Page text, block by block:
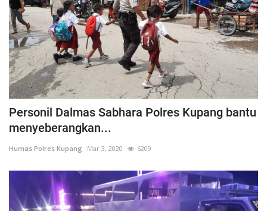
Personil Dalmas Sabhara Polres Kupang bantu
menyeberangkan...
Humas Polres Kupang Mar 3, 2020 6209